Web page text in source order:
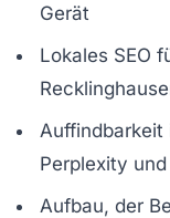
Gerät
Lokales SEO
Auffindbarkeit
Perplexity
Aufbau, der